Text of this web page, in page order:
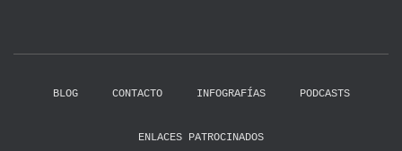
BLOG CONTACTO INFOGRAFÍAS PODCASTS
ENLACES PATROCINADOS